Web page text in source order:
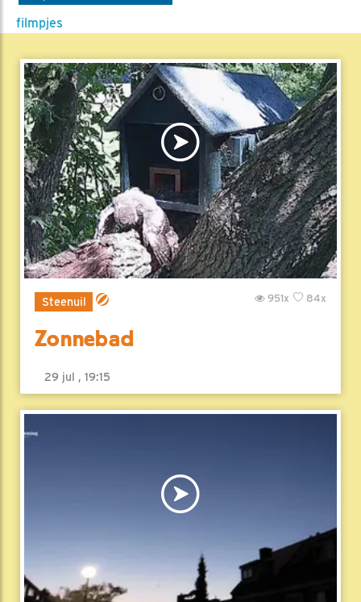
filmpjes
Steenuil 84x
951x
Zonnebad
29 jul , 19:15